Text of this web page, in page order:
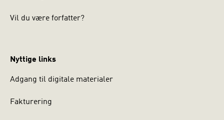
Vil du være forfatter?
Nyttige links
Adgang til digitale materialer
Fakturering